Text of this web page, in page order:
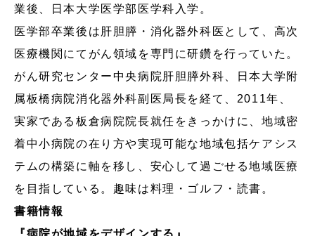
業後、日本大学医学部医学科入学。
医学部卒業後は肝胆膵・消化器外科医として、高次
医療機関にてがん領域を専門に研鑽を行っていた。
がん研究センター中央病院肝胆膵外科、日本大学附
属板橋病院消化器外科副医局長を経て、2011年、
実家である板倉病院院長就任をきっかけに、地域密
着中小病院の在り方や実現可能な地域包括ケアシス
テムの構築に軸を移し、安心して過ごせる地域医療
を目指している。趣味は料理・ゴルフ・読書。
書籍情報
『病院が地域をデザインする』